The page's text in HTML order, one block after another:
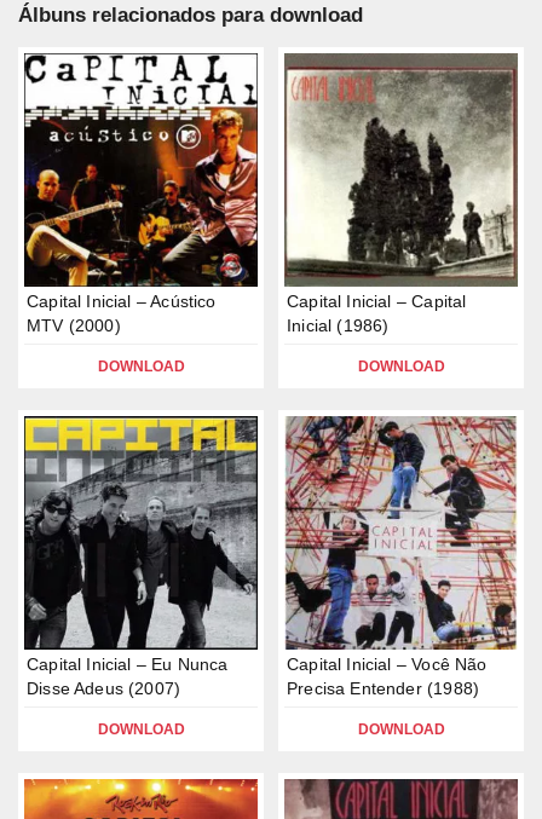
Álbuns relacionados para download
Capital Inicial – Acústico
MTV (2000)
DOWNLOAD
Capital Inicial – Capital
Inicial (1986)
DOWNLOAD
Capital Inicial – Eu Nunca
Disse Adeus (2007)
DOWNLOAD
Capital Inicial – Você Não
Precisa Entender (1988)
DOWNLOAD